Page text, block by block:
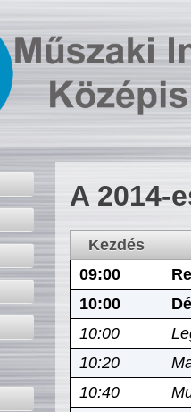
A 2014-
Kezdés
09:00
10:00
10:00
10:20
10:40